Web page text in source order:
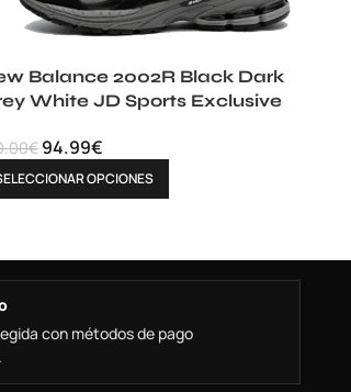
Balance 2002R Black Dark
White JD Sports Exclusive
€ 94.99€
OPCIONES
con métodos de pago